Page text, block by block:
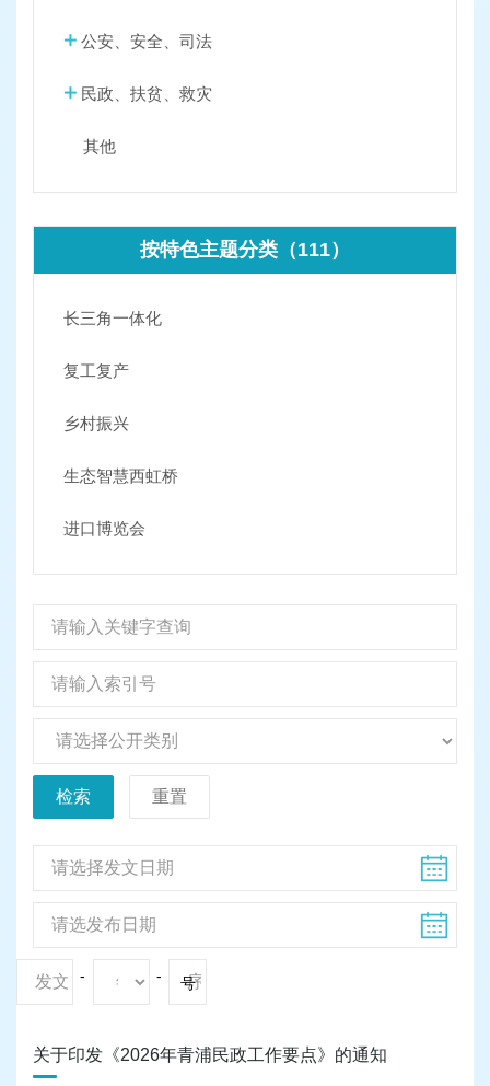
公安、安全、司法
民政、扶贫、救灾
其他
按特色主题分类（111）
长三角一体化
复工复产
乡村振兴
生态智慧西虹桥
进口博览会
检索 重置
- - 号
关于印发《2026年青浦民政工作要点》的通知